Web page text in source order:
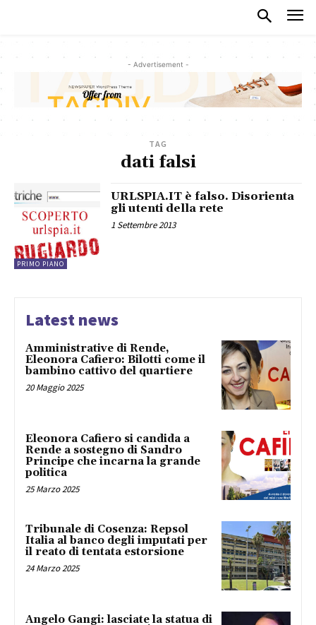
- Advertisement -
TAG
dati falsi
PRIMO PIANO
URLSPIA.IT è falso. Disorienta
gli utenti della rete
1 Settembre 2013
Latest news
Amministrative di Rende,
Eleonora Cafiero: Bilotti come il
bambino cattivo del quartiere
20 Maggio 2025
Eleonora Cafiero si candida a
Rende a sostegno di Sandro
Principe che incarna la grande
politica
25 Marzo 2025
Tribunale di Cosenza: Repsol
Italia al banco degli imputati per
il reato di tentata estorsione
24 Marzo 2025
Angelo Gangi: lasciate la statua di